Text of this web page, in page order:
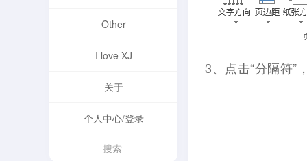
Other
I love XJ
关于
个人中心/登录
3、点击“分隔符”